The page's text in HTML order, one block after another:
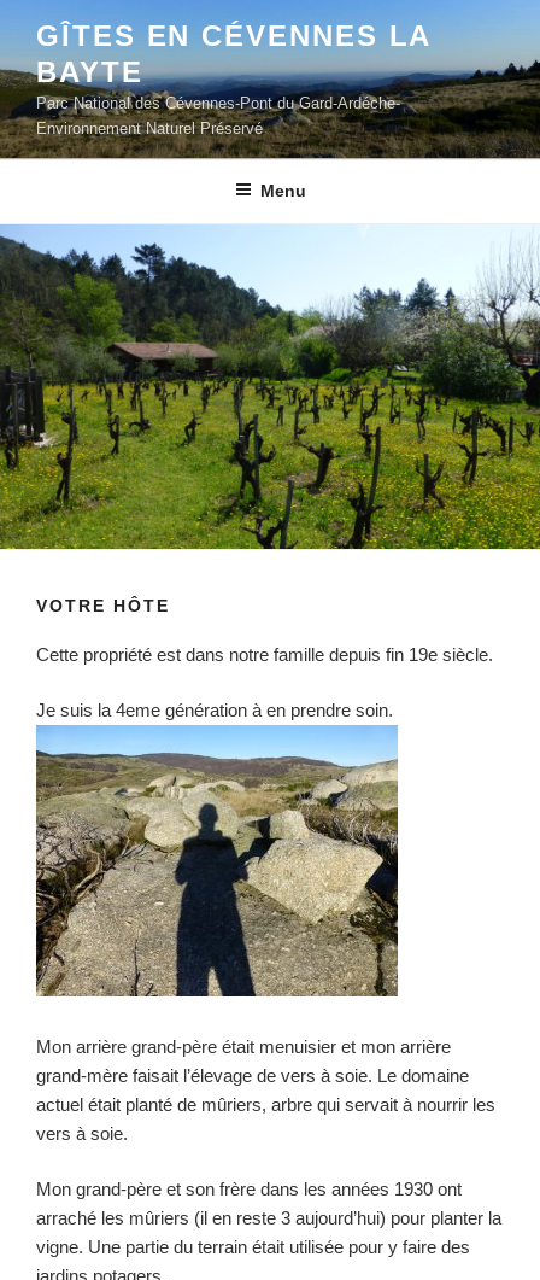
contenu
principal
GÎTES EN CÉVENNES LA
BAYTE
Parc National des Cévennes-Pont du Gard-Ardéche-
Environnement Naturel Préservé
Menu
VOTRE HÔTE
Cette propriété est dans notre famille depuis fin 19e siècle.
Je suis la 4eme génération à en prendre soin.
Mon arrière grand-père était menuisier et mon arrière
grand-mère faisait l’élevage de vers à soie. Le domaine
actuel était planté de mûriers, arbre qui servait à nourrir les
vers à soie.
Mon grand-père et son frère dans les années 1930 ont
arraché les mûriers (il en reste 3 aujourd’hui) pour planter la
vigne. Une partie du terrain était utilisée pour y faire des